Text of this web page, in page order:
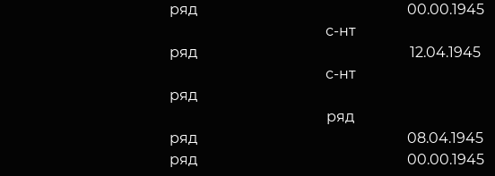
ряд
00.00.1945
с-нт
ряд
12.04.1945
с-нт
ряд
ряд
ряд
08.04.1945
ряд
00.00.1945